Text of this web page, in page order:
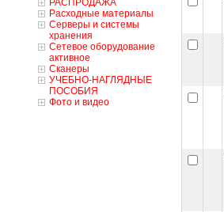
РАСПРОДАЖА
Расходные материалы
Серверы и системы
хранения
Сетевое оборудование
активное
Сканеры
УЧЕБНО-НАГЛЯДНЫЕ
ПОСОБИЯ
Фото и видео